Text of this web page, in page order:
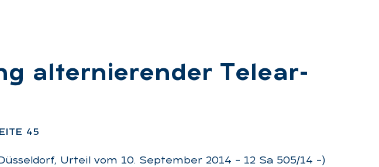
al­ter­nie­ren­der Te­le­ar­
45
Urteil vom 10. September 2014 – 12 Sa 505/14 –)